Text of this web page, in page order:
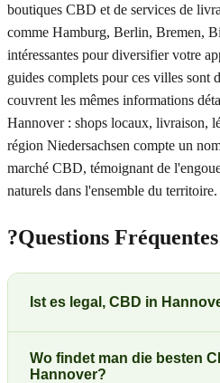
boutiques CBD et de services de
comme Hamburg, Berlin, Bremen,
intéressantes pour diversifier votre
guides complets pour ces villes sont
couvrent les mêmes informations
Hannover : shops locaux, livraison,
région Niedersachsen compte un
marché CBD, témoignant de
naturels dans l'ensemble du territoire.
?Questions Fréquentes
Ist es legal, CBD in
Wo findet man die besten
Hannover?